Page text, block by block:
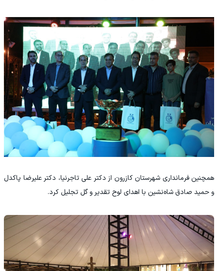
همچنین فرمانداری شهرستان کازرون از دکتر علی تاجرنیا، دکتر علیرضا پاکدل
و حمید صادق شاه‌نشین با اهدای لوح تقدیر و گل تجلیل کرد.